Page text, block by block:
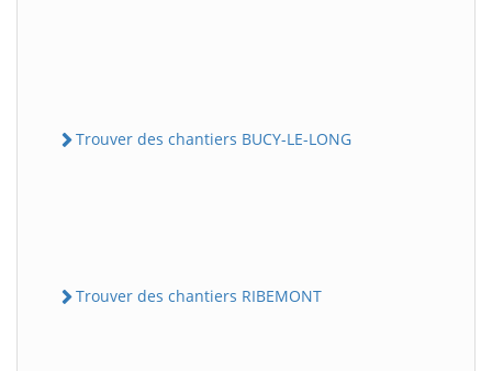
Trouver des chantiers BUCY-LE-LONG
Trouver des chantiers RIBEMONT